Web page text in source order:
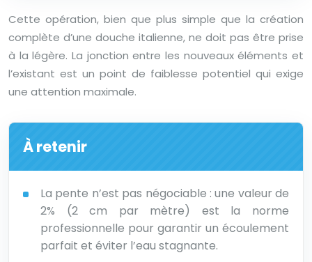
Cette opération, bien que plus simple que la création
complète d’une douche italienne, ne doit pas être prise
à la légère. La jonction entre les nouveaux éléments et
l’existant est un point de faiblesse potentiel qui exige
une attention maximale.
À retenir
La pente n’est pas négociable : une valeur de
2% (2 cm par mètre) est la norme
professionnelle pour garantir un écoulement
parfait et éviter l’eau stagnante.